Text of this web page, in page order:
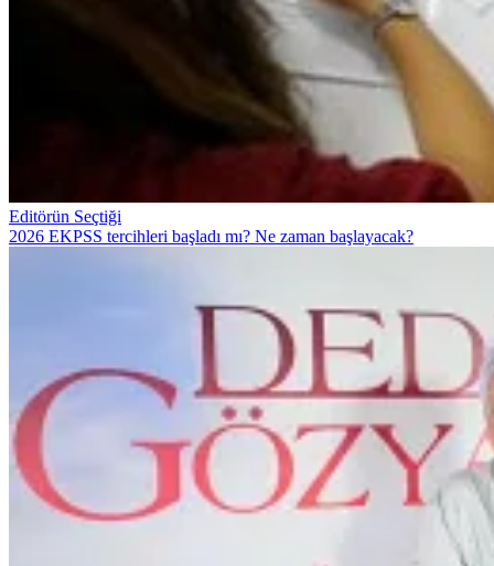
Editörün Seçtiği
2026 EKPSS tercihleri başladı mı? Ne zaman başlayacak?